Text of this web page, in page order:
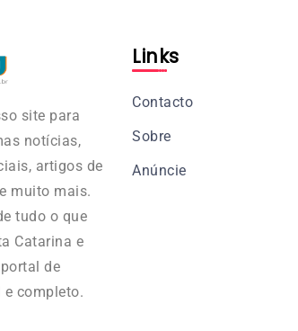
site para
notícias,
artigos de
muito mais.
tudo o que
Catarina e
de
completo.
Links
Contacto
Sobre
Anúncie